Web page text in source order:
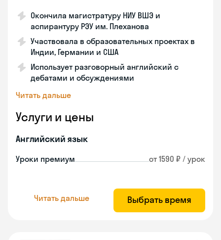
Окончила магистратуру НИУ ВШЭ и
аспирантуру РЭУ им. Плеханова
Участвовала в образовательных проектах в
Индии, Германии и США
Использует разговорный английский с
дебатами и обсуждениями
Читать дальше
Услуги и цены
Английский язык
Уроки премиум от 1590 ₽ / урок
Читать дальше Выбрать время